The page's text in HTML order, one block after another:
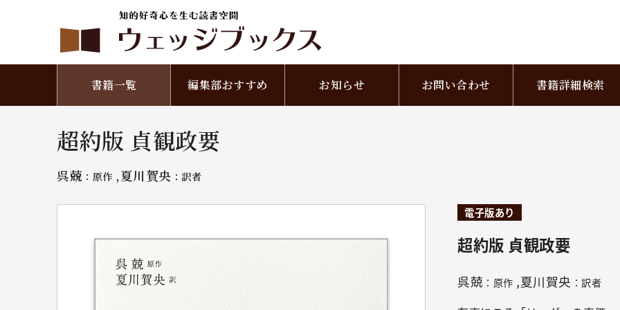
書籍一覧 編集部おすすめ お知らせ お問い合わせ 書籍詳細検索
超約版 貞観政要
呉兢 ：原作 ,夏川賀央 ：訳者
電子版あり
超約版 貞観政要
呉兢 ：原作 ,夏川賀央 ：訳者